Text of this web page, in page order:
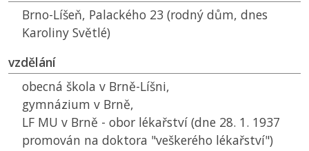
Brno-Líšeň, Palackého 23 (rodný dům, dnes
Karoliny Světlé)
vzdělání
obecná škola v Brně-Líšni,
gymnázium v Brně,
LF MU v Brně - obor lékařství (dne 28. 1. 1937
promován na doktora "veškerého lékařství")